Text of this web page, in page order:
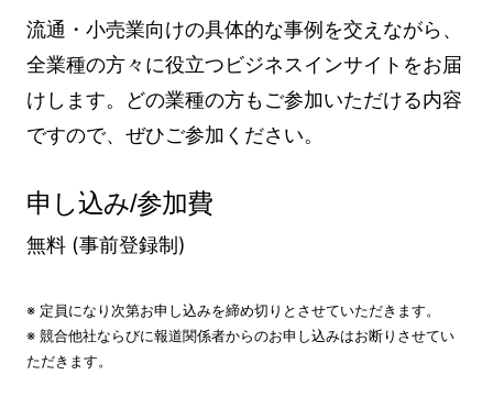
流通・小売業向けの具体的な事例を交えながら、
全業種の方々に役立つビジネスインサイトをお届
けします。どの業種の方もご参加いただける内容
ですので、ぜひご参加ください。
申し込み/参加費
無料 (事前登録制)
※ 定員になり次第お申し込みを締め切りとさせていただきます。
※ 競合他社ならびに報道関係者からのお申し込みはお断りさせてい
ただきます。